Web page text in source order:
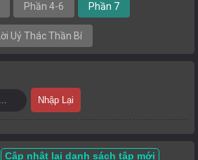
Phần 4-6 Phần 7
Lời Uỷ Thác Thần Bí
Nhập Lại
Cập nhật lại danh sách tập mới